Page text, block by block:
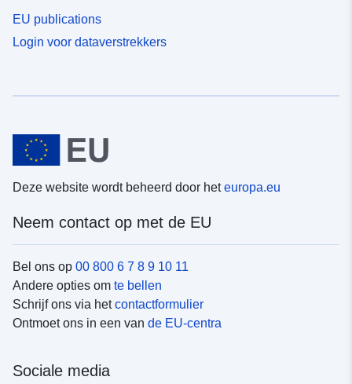
EU publications
Login voor dataverstrekkers
Deze website wordt beheerd door heteuropa.eu
Neem contact op met de EU
Bel ons op 00 800 6 7 8 9 10 11
Andere opties om te bellen
Schrijf ons via hetcontactformulier
Ontmoet ons in een van de EU-centra
Sociale media